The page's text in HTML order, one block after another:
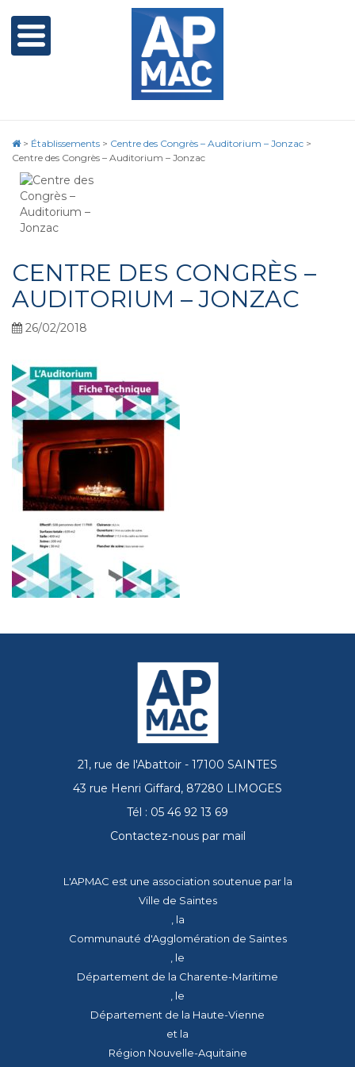
> Établissements > Centre des Congrès – Auditorium – Jonzac >
Centre des Congrès – Auditorium – Jonzac
CENTRE DES CONGRÈS –
AUDITORIUM – JONZAC
26/02/2018
21, rue de l'Abattoir - 17100 SAINTES
43 rue Henri Giffard, 87280 LIMOGES
Tél : 05 46 92 13 69
Contactez-nous par mail
L'APMAC est une association soutenue par la
Ville de Saintes
, la
Communauté d'Agglomération de Saintes
, le
Département de la Charente-Maritime
, le
Département de la Haute-Vienne
et la
Région Nouvelle-Aquitaine